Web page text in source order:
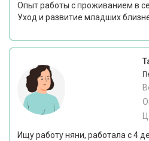
Опыт работы с проживанием в
Уход и развитие младших
Ищу работу няни, работала с 4